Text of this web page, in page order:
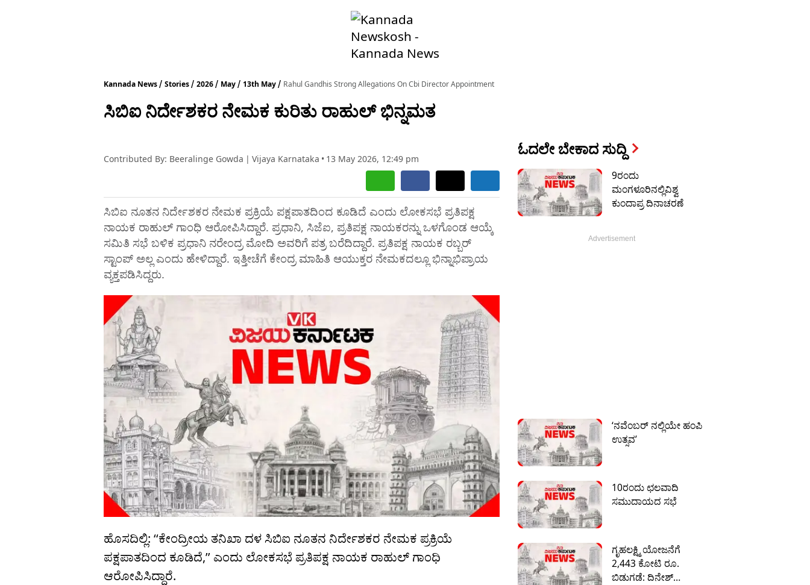
Kannada News Stories 2026 May 13th May Rahul Gandhis Strong Allegations On Cbi Director Appointment
ಸಿಬಿಐ ನಿರ್ದೇಶಕರ ನೇಮಕ ಕುರಿತು ರಾಹುಲ್ ಭಿನ್ನಮತ
Contributed By: Beeralinge Gowda | Vijaya Karnataka • 13 May 2026, 12:49 pm
ಸಿಬಿಐ ನೂತನ ನಿರ್ದೇಶಕರ ನೇಮಕ ಪ್ರಕ್ರಿಯೆ ಪಕ್ಷಪಾತದಿಂದ ಕೂಡಿದೆ ಎಂದು ಲೋಕಸಭೆ ಪ್ರತಿಪಕ್ಷ
ನಾಯಕ ರಾಹುಲ್‌ ಗಾಂಧಿ ಆರೋಪಿಸಿದ್ದಾರೆ. ಪ್ರಧಾನಿ, ಸಿಜೆಐ, ಪ್ರತಿಪಕ್ಷ ನಾಯಕರನ್ನು ಒಳಗೊಂಡ ಆಯ್ಕೆ
ಸಮಿತಿ ಸಭೆ ಬಳಿಕ ಪ್ರಧಾನಿ ನರೇಂದ್ರ ಮೋದಿ ಅವರಿಗೆ ಪತ್ರ ಬರೆದಿದ್ದಾರೆ. ಪ್ರತಿಪಕ್ಷ ನಾಯಕ ರಬ್ಬರ್‌
ಸ್ಟಾಂಪ್‌ ಅಲ್ಲ ಎಂದು ಹೇಳಿದ್ದಾರೆ. ಇತ್ತೀಚೆಗೆ ಕೇಂದ್ರ ಮಾಹಿತಿ ಆಯುಕ್ತರ ನೇಮಕದಲ್ಲೂ ಭಿನ್ನಾಭಿಪ್ರಾಯ
ವ್ಯಕ್ತಪಡಿಸಿದ್ದರು.
ಹೊಸದಿಲ್ಲಿ: ‘‘ಕೇಂದ್ರೀಯ ತನಿಖಾ ದಳ ಸಿಬಿಐ ನೂತನ ನಿರ್ದೇಶಕರ ನೇಮಕ ಪ್ರಕ್ರಿಯೆ
ಪಕ್ಷಪಾತದಿಂದ ಕೂಡಿದೆ,’’ ಎಂದು ಲೋಕಸಭೆ ಪ್ರತಿಪಕ್ಷ ನಾಯಕ ರಾಹುಲ್ ಗಾಂಧಿ
ಆರೋಪಿಸಿದ್ದಾರೆ.
ಓದಲೇ ಬೇಕಾದ ಸುದ್ದಿ
9ರಂದು
ಮಂಗಳೂರಿನಲ್ಲಿವಿಶ್ವ
ಕುಂದಾಪ್ರ ದಿನಾಚರಣೆ
‘ನವೆಂಬರ್ ನಲ್ಲಿಯೇ ಹಂಪಿ
ಉತ್ಸವ’
10ರಂದು ಛಲವಾದಿ
ಸಮುದಾಯದ ಸಭೆ
ಗೃಹಲಕ್ಷ್ಮಿ ಯೋಜನೆಗೆ
2,443 ಕೋಟಿ ರೂ.
ಬಿಡುಗಡೆ: ದಿನೇಶ್